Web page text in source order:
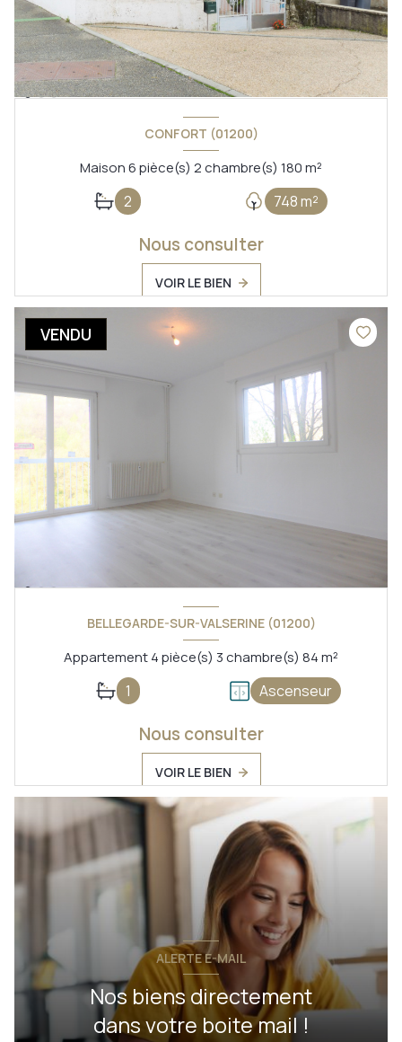
CONFORT (01200)
Maison 6 pièce(s) 2 chambre(s) 180 m²
2 748 m²
Nous consulter
VOIR LE BIEN
VENDU
BELLEGARDE-SUR-VALSERINE (01200)
Appartement 4 pièce(s) 3 chambre(s) 84 m²
1 Ascenseur
Nous consulter
VOIR LE BIEN
ALERTE E-MAIL
Nos biens directement
dans votre boite mail !